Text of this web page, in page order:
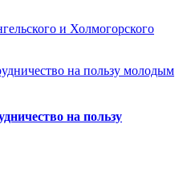
и Холмогорского
на пользу